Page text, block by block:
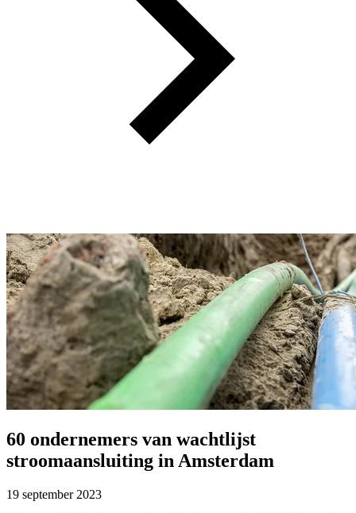
60 ondernemers van wachtlijst
stroomaansluiting in Amsterdam
19 september 2023